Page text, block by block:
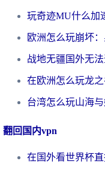
翻回国内vpn